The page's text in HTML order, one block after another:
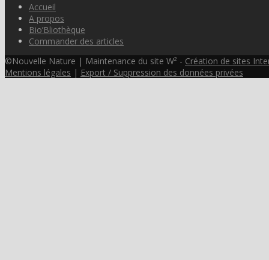
Accueil
A propos
Bio’Bliothèque
Commander des articles
©Nouvelle Nature | Maintenance du site W² - Création de sites
Mentions légales | Export / Suppression des données privées